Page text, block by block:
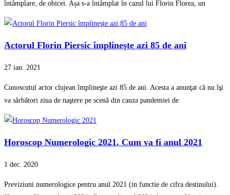
întâmplare, de obicei. Așa s-a întâmplat în cazul lui Florin Florea, un
Actorul Florin Piersic împlineşte azi 85 de ani
27 ian. 2021
Cunoscutul actor clujean împlineşte azi 85 de ani. Acesta a anunţat că nu îşi
va sărbători ziua de naştere pe scenă din cauza pandemiei de
Horoscop Numerologic 2021. Cum va fi anul 2021
1 dec. 2020
Previziuni numerologice pentru anul 2021 (in functie de cifra destinului).